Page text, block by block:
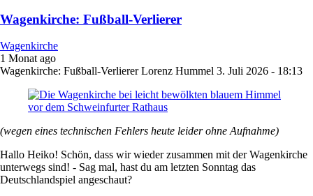
Wagenkirche: Fußball-Verlierer
Wagenkirche
1 Monat ago
Wagenkirche: Fußball-Verlierer Lorenz Hummel 3. Juli 2026 - 18:13
(wegen eines technischen Fehlers heute leider ohne Aufnahme)
Hallo Heiko! Schön, dass wir wieder zusammen mit der Wagenkirche
unterwegs sind! - Sag mal, hast du am letzten Sonntag das
Deutschlandspiel angeschaut?